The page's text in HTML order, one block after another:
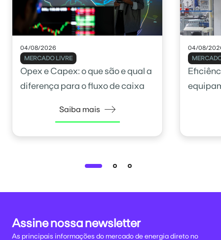
04/08/2026
MERCADO LIVRE
Opex e Capex: o que são e qual a
diferença para o fluxo de caixa
Saiba mais
04/08/
Assine nossa newsletter
As principais informações do mercado de energia direto no